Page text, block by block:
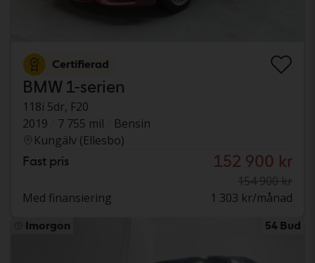
Certifierad
BMW 1-serien
118i 5dr, F20
2019
7 755 mil
Bensin
Kungälv (Ellesbo)
Fast pris 152 900 kr
154 900 kr
Med finansiering
1 303 kr/månad
Imorgon 54 Bud